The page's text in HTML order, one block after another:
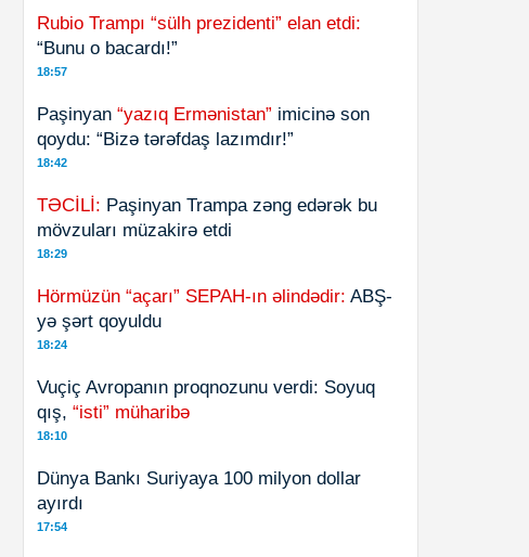
Rubio Trampı “sülh prezidenti” elan etdi:
“Bunu o bacardı!”
18:57
Paşinyan “yazıq Ermənistan” imicinə son
qoydu: “Bizə tərəfdaş lazımdır!”
18:42
TƏCİLİ: Paşinyan Trampa zəng edərək bu
mövzuları müzakirə etdi
18:29
Hörmüzün “açarı” SEPAH-ın əlindədir: ABŞ-
yə şərt qoyuldu
18:24
Vuçiç Avropanın proqnozunu verdi: Soyuq
qış, “isti” müharibə
18:10
Dünya Bankı Suriyaya 100 milyon dollar
ayırdı
17:54